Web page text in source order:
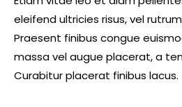
eleifend ultricies risus, vel
Praesent finibus congue
massa vel augue placerat, a
Curabitur placerat finibus lacus.